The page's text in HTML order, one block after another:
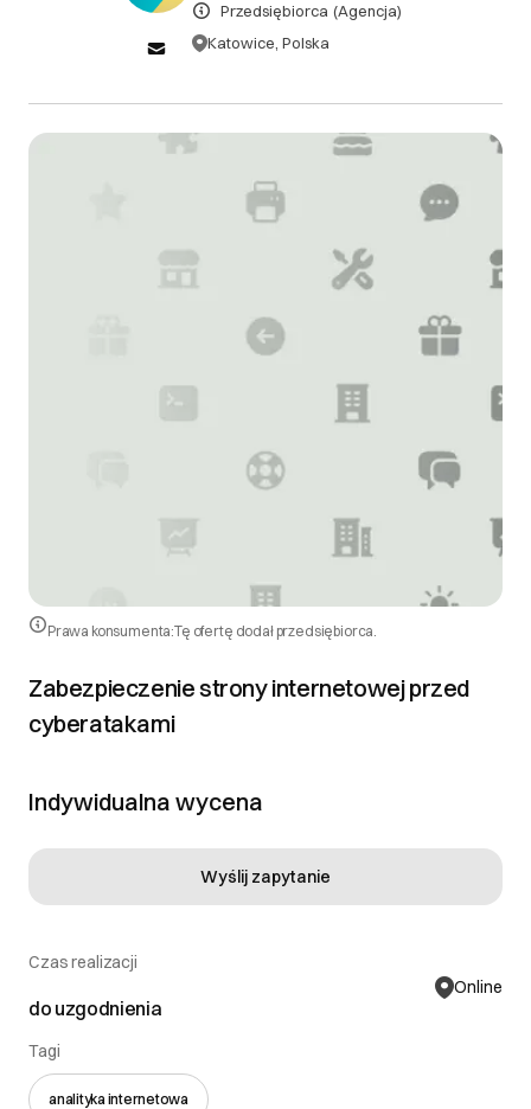
Przedsiębiorca (Agencja)
Katowice, Polska
Prawa konsumenta:Tę ofertę dodał przedsiębiorca.
Zabezpieczenie strony internetowej przed
cyberatakami
Indywidualna wycena
Czas realizacji
do uzgodnienia
Online
Tagi
analityka internetowa
Wyślij zapytanie